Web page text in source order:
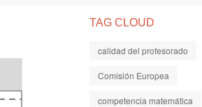
TAG CLOUD
calidad del profesorado
Comisión Europea
competencia matemática